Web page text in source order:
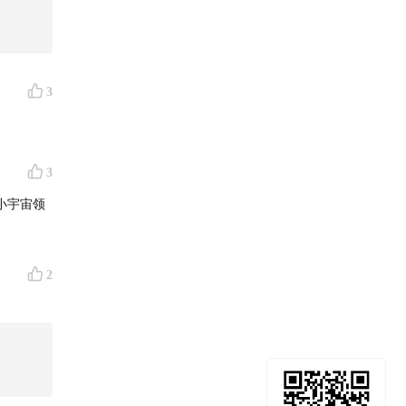
3
3
宇宙领
2